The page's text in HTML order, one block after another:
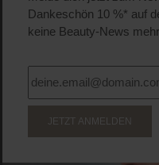
Dankeschön 10 %* auf
keine Beauty-News
JETZT ANMELDEN